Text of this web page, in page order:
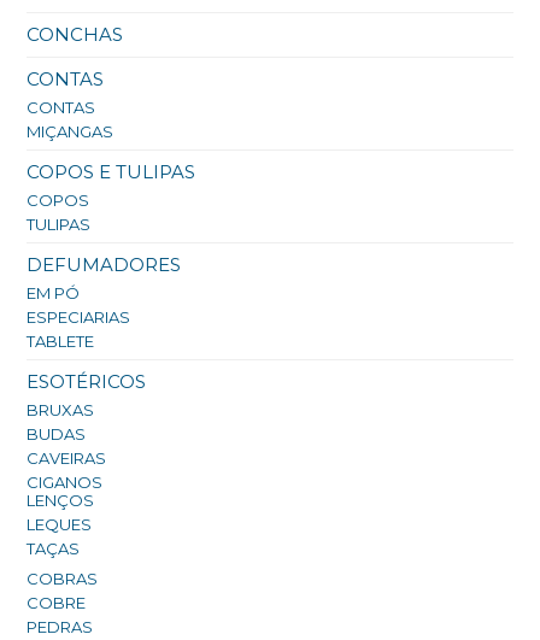
CONCHAS
CONTAS
CONTAS
MIÇANGAS
COPOS E TULIPAS
COPOS
TULIPAS
DEFUMADORES
EM PÓ
ESPECIARIAS
TABLETE
ESOTÉRICOS
BRUXAS
BUDAS
CAVEIRAS
CIGANOS
LENÇOS
LEQUES
TAÇAS
COBRAS
COBRE
PEDRAS